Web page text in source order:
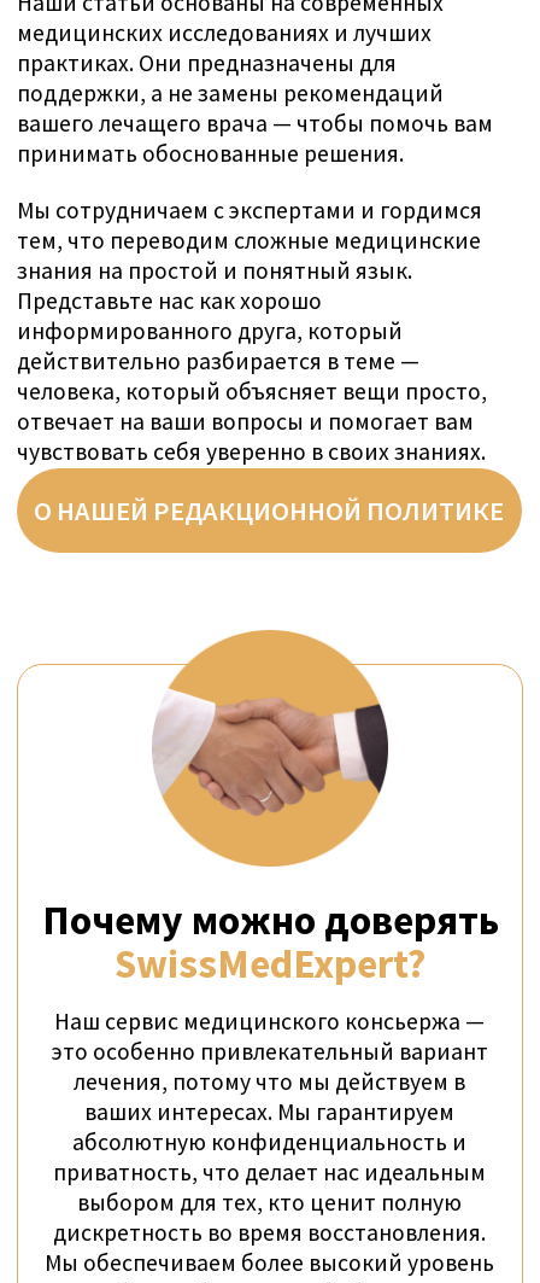
человека. Вы никогда не
почувствуете себя просто винтиком в
"фабрике здравоохранения";
напротив, Вы получите
персональный подход и искреннюю
заботу.
Мы с нетерпением ждем встречи с
НАПИСАТЬ В WHATSAPP